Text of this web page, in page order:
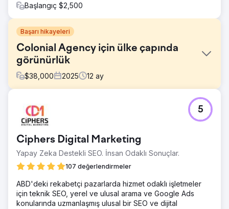
Başlangıç $2,500
Başarı hikayeleri
Colonial Agency için ülke çapında
görünürlük
$38,000 2025 12 ay
Colonial Agency'nin ülke çapında görünürlüğünü artırması
ve ABD'deki birden fazla pazarda nitelikli müşteri adayları
kelime kapsamı, ölçeklenebilir hizmet sayfası mimarisi ve
temel yerel pazarların ötesinde arama görünürlüğü
eksikliği, yüksek niyetli yerel personel aramalarında
büyümeyi sınırlıyordu.
Çözüm
Los Angeles SEO Inc., Semrush verileri rehberliğinde ülke
çapında bir SEO ve web sitesi optimizasyon stratejisi
Ciphers Digital Marketing
Yapay Zeka Destekli SEO. İnsan Odaklı Sonuçlar.
107 değerlendirmeler
5
ABD'deki rekabetçi pazarlarda hizmet odaklı işletmeler
için teknik SEO, yerel ve ulusal arama ve Google Ads
konularında uzmanlaşmış ulusal bir SEO ve dijital